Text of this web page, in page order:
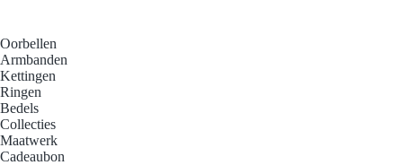
Oorbellen
Armbanden
Kettingen
Ringen
Bedels
Collecties
Maatwerk
Cadeaubon